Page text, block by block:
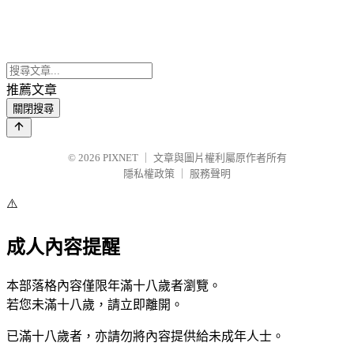
推薦文章
關閉搜尋
© 2026 PIXNET
文章與圖片權利屬原作者所有
隱私權政策
服務聲明
⚠️
成人內容提醒
本部落格內容僅限年滿十八歲者瀏覽。
若您未滿十八歲，請立即離開。
已滿十八歲者，亦請勿將內容提供給未成年人士。